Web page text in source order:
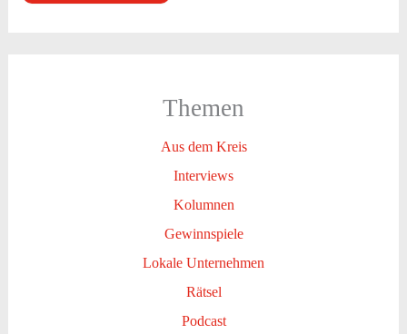
Themen
Aus dem Kreis
Interviews
Kolumnen
Gewinnspiele
Lokale Unternehmen
Rätsel
Podcast